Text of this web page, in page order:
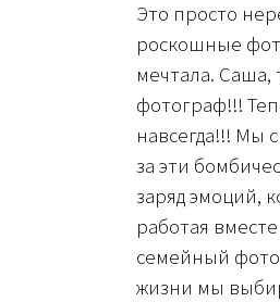
Это просто
роскошные
мечтала.
фотограф!!!
навсегда!!! Мы
за эти
заряд эмоций,
работая
семейный
жизни мы